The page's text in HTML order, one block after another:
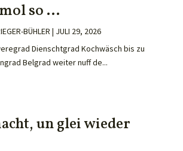
so …
BÜHLER | JULI 29, 2026
Dienschtgrad Kochwäsch bis zu
Belgrad weiter nuff de...
un glei wieder